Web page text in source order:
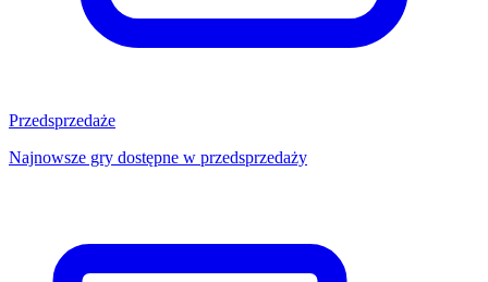
Przedsprzedaże
Najnowsze gry dostępne w przedsprzedaży